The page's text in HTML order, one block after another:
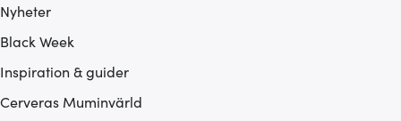
Nyheter
Black Week
Inspiration & guider
Cerveras Muminvärld